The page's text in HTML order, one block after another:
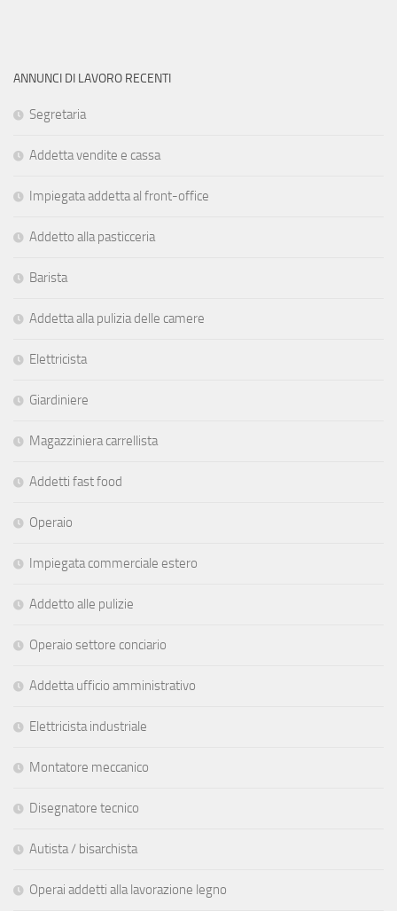
ANNUNCI DI LAVORO RECENTI
Segretaria
Addetta vendite e cassa
Impiegata addetta al front-office
Addetto alla pasticceria
Barista
Addetta alla pulizia delle camere
Elettricista
Giardiniere
Magazziniera carrellista
Addetti fast food
Operaio
Impiegata commerciale estero
Addetto alle pulizie
Operaio settore conciario
Addetta ufficio amministrativo
Elettricista industriale
Montatore meccanico
Disegnatore tecnico
Autista / bisarchista
Operai addetti alla lavorazione legno